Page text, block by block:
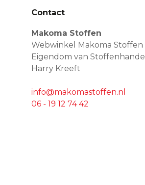
Contact
Makoma Stoffen
Webwinkel Makoma Stoffen
Eigendom van Stoffenhandel
Harry Kreeft
info@makomastoffen.nl
06 - 19 12 74 42